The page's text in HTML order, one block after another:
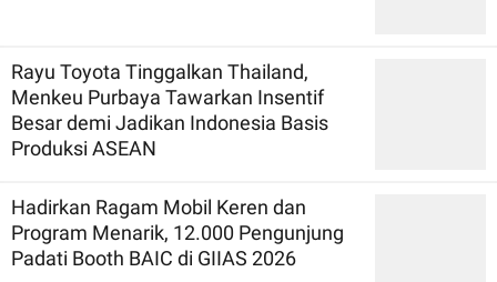
Rayu Toyota Tinggalkan Thailand,
Menkeu Purbaya Tawarkan Insentif
Besar demi Jadikan Indonesia Basis
Produksi ASEAN
Hadirkan Ragam Mobil Keren dan
Program Menarik, 12.000 Pengunjung
Padati Booth BAIC di GIIAS 2026